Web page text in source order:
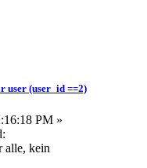
user (user_id ==2)
PM »
alle, kein